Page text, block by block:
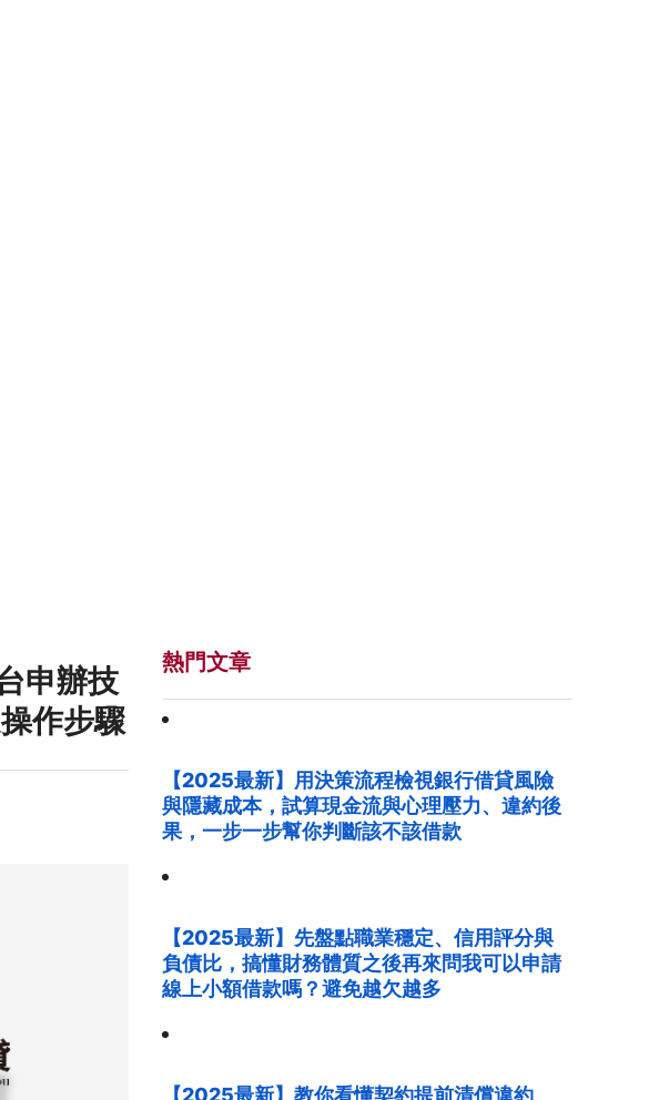
申辦技
作步驟
熱門文章
【2025最新】用決策流程檢視銀行借貸風險
與隱藏成本，試算現金流與心理壓力、違約後
果，一步一步幫你判斷該不該借款
【2025最新】先盤點職業穩定、信用評分與
負債比，搞懂財務體質之後再來問我可以申請
線上小額借款嗎？避免越欠越多
【2025最新】教你看懂契約提前清償違約